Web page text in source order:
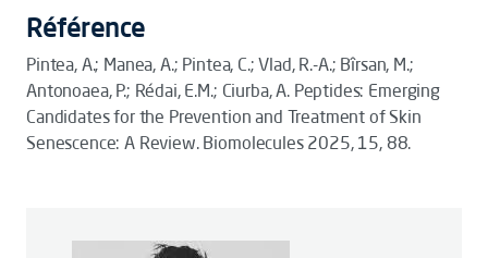
Référence
Pintea, A.; Manea, A.; Pintea, C.; Vlad, R.-A.; Bîrsan, M.;
Antonoaea, P.; Rédai, E.M.; Ciurba, A. Peptides: Emerging
Candidates for the Prevention and Treatment of Skin
Senescence: A Review. Biomolecules 2025, 15, 88.